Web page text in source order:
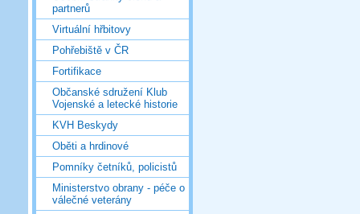
partnerů
Virtuální hřbitovy
Pohřebiště v ČR
Fortifikace
Občanské sdružení Klub
Vojenské a letecké historie
KVH Beskydy
Oběti a hrdinové
Pomníky četníků, policistů
Ministerstvo obrany - péče o
válečné veterány